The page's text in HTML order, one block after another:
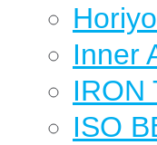
Inner
IRON
ISO